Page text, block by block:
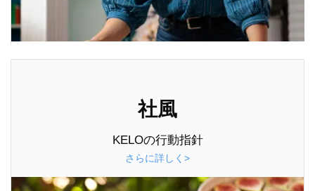
社風
KELOの行動指針
さらに詳しく>